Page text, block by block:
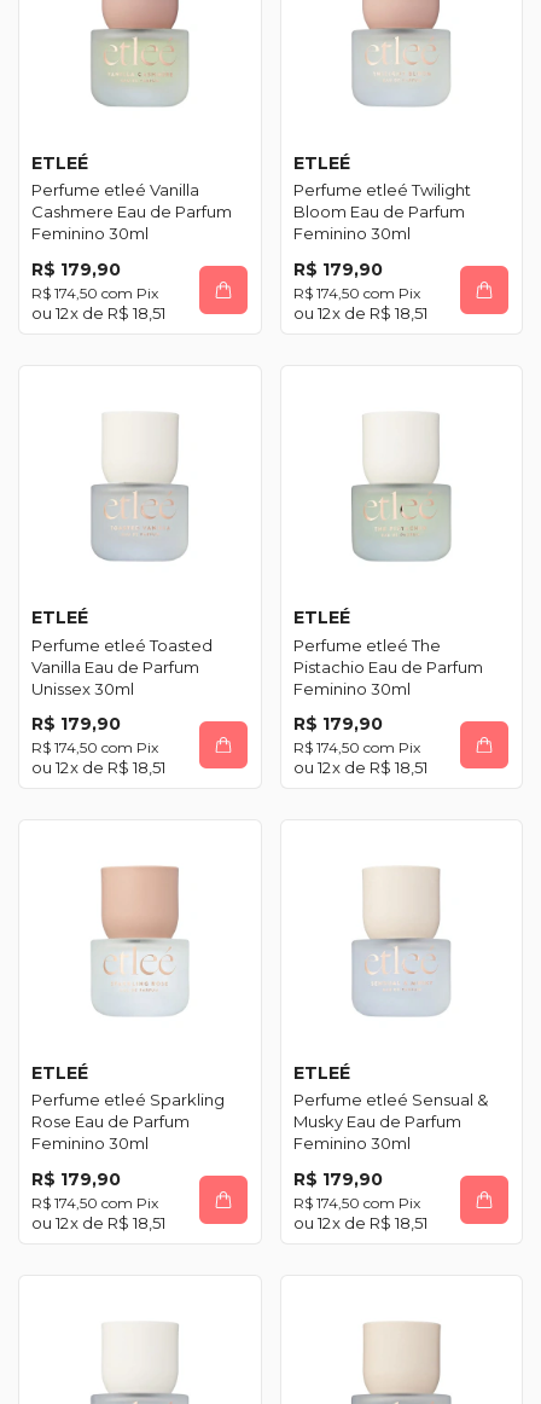
ETLEÉ
Perfume etleé Vanilla
Cashmere Eau de Parfum
Feminino 30ml
R$ 179,90
R$ 174,50 com Pix
12x de R$ 18,51
ETLEÉ
Perfume etleé Twilight
Bloom Eau de Parfum
Feminino 30ml
R$ 179,90
R$ 174,50 com Pix
12x de R$ 18,51
ETLEÉ
Perfume etleé Toasted
Vanilla Eau de Parfum
Unissex 30ml
R$ 179,90
R$ 174,50 com Pix
12x de R$ 18,51
ETLEÉ
Perfume etleé The
Pistachio Eau de Parfum
Feminino 30ml
R$ 179,90
R$ 174,50 com Pix
12x de R$ 18,51
ETLEÉ
Perfume etleé Sparkling
Rose Eau de Parfum
Feminino 30ml
R$ 179,90
R$ 174,50 com Pix
12x de R$ 18,51
ETLEÉ
Perfume etleé Sensual &
Musky Eau de Parfum
Feminino 30ml
R$ 179,90
R$ 174,50 com Pix
12x de R$ 18,51